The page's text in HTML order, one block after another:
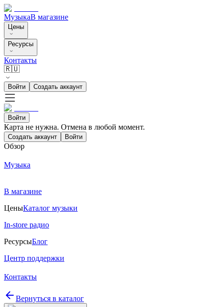
МузыкаВ магазине
Цены
Ресурсы
Контакты
🇷🇺
Войти Создать аккаунт
Войти
Карта не нужна. Отмена в любой момент.
Создать аккаунт Войти
Обзор
Музыка
В магазине
ЦеныКаталог музыки
In-store радио
РесурсыБлог
Центр поддержки
Контакты
Вернуться в каталог